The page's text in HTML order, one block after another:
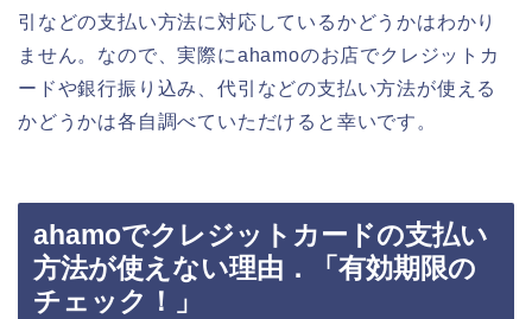
引などの支払い方法に対応しているかどうかはわかり
ません。なので、実際にahamoのお店でクレジットカ
ードや銀行振り込み、代引などの支払い方法が使える
かどうかは各自調べていただけると幸いです。
ahamoでクレジットカードの支払い
方法が使えない理由．「有効期限の
チェック！」